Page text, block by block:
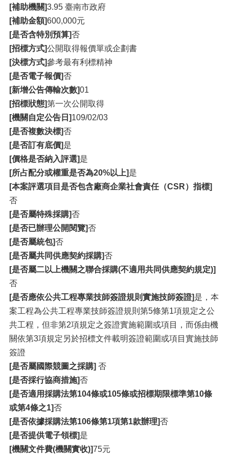
[補助機關]3.95 臺南市政府
[補助金額]600,000元
[是否含特別預算]否
[招標方式]公開取得報價單或企劃書
[決標方式]參考最有利標精神
[是否電子報價]否
[新增公告傳輸次數]01
[招標狀態]第一次公開取得
[機關自定公告日]109/02/03
[是否複數決標]否
[是否訂有底價]是
[價格是否納入評選]是
[所占配分或權重是否為20%以上]是
[本案評選項目是否包含廠商企業社會責任（CSR）指標]
否
[是否屬特殊採購]否
[是否已辦理公開閱覽]否
[是否屬統包]否
[是否屬共同供應契約採購]否
[是否屬二以上機關之聯合採購(不適用共同供應契約規定)]
否
[是否應依公共工程專業技師簽證規則實施技師簽證]是，本
案工程為公共工程專業技師簽證規則第5條第1項規定之公
共工程，但非第2項規定之簽證實施範圍或項目，而係由機
關依第3項規定另於招標文件載明簽證範圍或項目實施技師
簽證
[是否屬國際競圖之採購] 否
[是否採行協商措施]否
[是否適用採購法第104條或105條或招標期限標準第10條
或第4條之1]否
[是否依據採購法第106條第1項第1款辦理]否
[是否提供電子領標]是
[機關文件費(機關實收)]75元